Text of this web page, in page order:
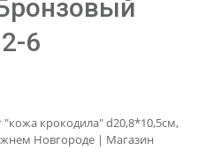
6
крокодила" d20,8*10,5см,
Новгороде | Магазин